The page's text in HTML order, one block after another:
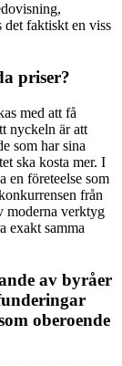
faktiskt en viss
priser?
med att få
nyckeln är att
som har sina
ska kosta mer. I
en företeelse som
från
moderna verktyg
exakt samma
av byråer
oberoende